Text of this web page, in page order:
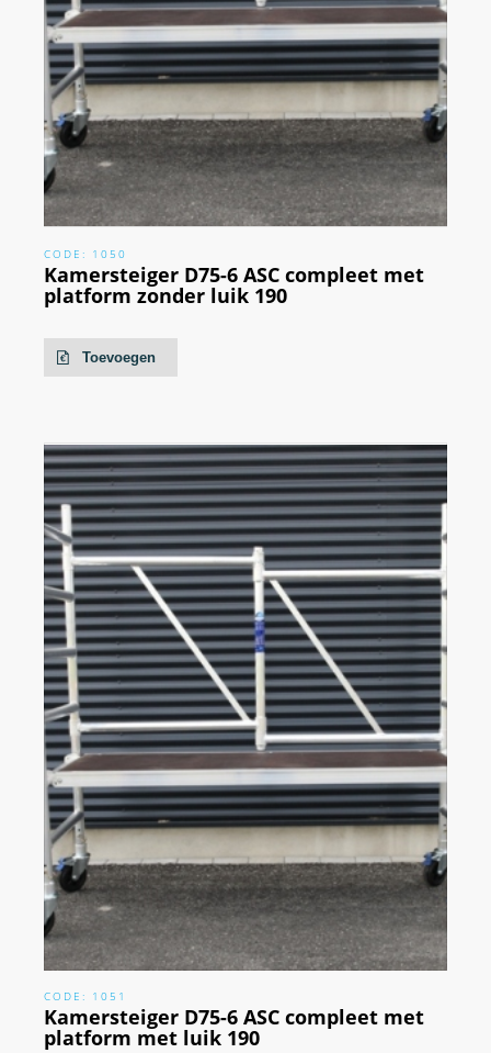
CODE: 1050
Kamersteiger D75-6 ASC compleet met
platform zonder luik 190
Toevoegen
CODE: 1051
Kamersteiger D75-6 ASC compleet met
platform met luik 190